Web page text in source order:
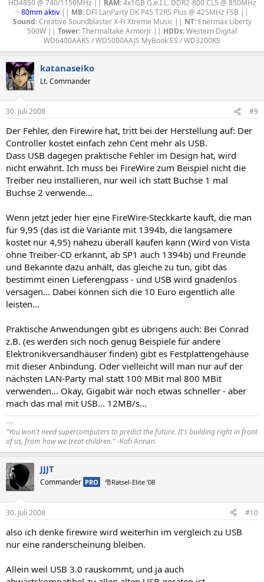
HD4850 @ 740/1150MHz || RAM:4x1GB G.e.I.L. DDR2-800 CL5 @ 850MHz
~80mm aktiv || MB: DFI LanParty DK P45 T2RS Plus @ 425MHz FSB ||
Sound:Creative Soundblaster X-Fi Xtreme Music || NT:Enermax Liberty
500W || Tower:Thermaltake ArmorJr || HDDs:Western Digital
WD6400AAKS / WD5000AAJS MyBook ES / WD3200KS​
katanaseiko
Lt. Commander
30. Juli 2008 #9
Der Fehler, den Firewire hat, tritt bei der Herstellung auf: Der
Controller kostet einfach zehn Cent mehr als USB.
Dass USB dagegen praktische Fehler im Design hat, wird
nicht erwähnt. Ich muss bei FireWire zum Beispiel nicht die
Treiber neu installieren, nur weil ich statt Buchse 1 mal
Buchse 2 verwende...
Wenn jetzt jeder hier eine FireWire-Steckkarte kauft, die man
für 9,95 (das ist die Variante mit 1394b, die langsamere
kostet nur 4,95) nahezu überall kaufen kann (Wird von Vista
ohne Treiber-CD erkannt, ab SP1 auch 1394b) und Freunde
und Bekannte dazu anhält, das gleiche zu tun, gibt das
bestimmt einen Lieferengpass - und USB wird gnadenlos
versagen... Dabei können sich die 10 Euro eigentlich alle
leisten...
Praktische Anwendungen gibt es übrigens auch: Bei Conrad
z.B. (es werden sich noch genug Beispiele für andere
Elektronikversandhäuser finden) gibt es Festplattengehäuse
mit dieser Anbindung. Oder vielleicht will man nur auf der
nächsten LAN-Party mal statt 100 MBit mal 800 MBit
verwenden... Okay, Gigabit wär noch etwas schneller - aber
mach das mal mit USB... 12MB/s...
---
"You won't need supercomputers to predict the future. It's building right in front
of us, from how we treat children."-Kofi Annan
JJJT
Commander PRO 🎅Rätsel-Elite ’08
30. Juli 2008 #10
also ich denke firewire wird weiterhin im vergleich zu USB
nur eine randerscheinung bleiben.
Allein weil USB 3.0 rauskommt, und ja auch